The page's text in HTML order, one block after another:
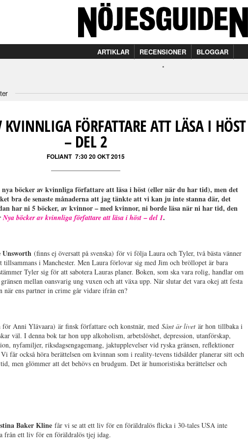
ARTIKLAR RECENSIONER BLOGGAR
KVINNLIGA FÖRFATTARE ATT LÄSA I HÖST
– DEL 2
FOLIANT 7:30 20 OKT 2015
nya böcker av kvinnliga författare att läsa i höst (eller när du har tid), men det
bra de senaste månaderna att jag tänkte att vi kan ju inte stanna där, det
har ni 5 böcker, av kvinnor – med kvinnor, ni borde läsa när ni har tid, den
Nya böcker av kvinnliga författare att läsa i höst – del 1.
Unsworth(finns ej översatt på svenska) för vi följa Laura och Tyler, två bästa vänner
tillsammans i Manchester. Men Laura förlovar sig med Jim och bröllopet är bara
Tyler sig för att sabotera Lauras planer. Boken, som ska vara rolig, handlar om
mellan oansvarig ung vuxen och att växa upp. När slutar det vara okej att festa
när ens partner in crime går vidare ifrån en?
för Anni Ylävaara) är finsk författare och konstnär, medSånt är livet är hon tillbaka i
väl. I denna bok tar hon upp alkoholism, arbetslöshet, depression, utanförskap,
nyfamiljer, riksdagsengagemang, jaktupplevelser vid ryska gränsen, reflektioner
får också höra berättelsen om kvinnan som i reality-tevens tidsålder planerar sitt och
men glömmer att det behövs en brudgum. Det är humoristiska berättelser och
Baker Klinefår vi se att ett liv för en föräldralös flicka i 30-tales USA inte
från ett liv för en föräldralös tjej idag.